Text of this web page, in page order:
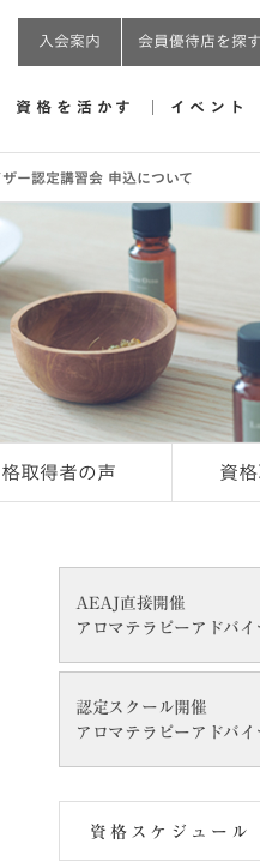
入会案内 会員優待店を探す
資格を活かす イベント
ー認定講習会 申込について
取得者の声 資
AEAJ直接開催
アロマテラピーアドバ
認定スクール開催
アロマテラピーアドバ
資格スケジュール